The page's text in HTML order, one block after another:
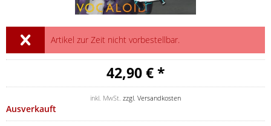
Artikel zur Zeit nicht vorbestellbar.
42,90 € *
inkl. MwSt. zzgl. Versandkosten
Ausverkauft